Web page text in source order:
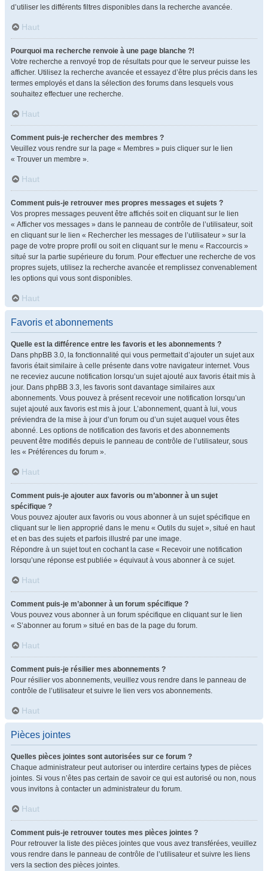
d’utiliser les différents filtres disponibles dans la recherche avancée.
Haut
Pourquoi ma recherche renvoie à une page blanche ?!
Votre recherche a renvoyé trop de résultats pour que le serveur puisse les
afficher. Utilisez la recherche avancée et essayez d’être plus précis dans les
termes employés et dans la sélection des forums dans lesquels vous
souhaitez effectuer une recherche.
Haut
Comment puis-je rechercher des membres ?
Veuillez vous rendre sur la page « Membres » puis cliquer sur le lien
« Trouver un membre ».
Haut
Comment puis-je retrouver mes propres messages et sujets ?
Vos propres messages peuvent être affichés soit en cliquant sur le lien
« Afficher vos messages » dans le panneau de contrôle de l’utilisateur, soit
en cliquant sur le lien « Rechercher les messages de l’utilisateur » sur la
page de votre propre profil ou soit en cliquant sur le menu « Raccourcis »
situé sur la partie supérieure du forum. Pour effectuer une recherche de vos
propres sujets, utilisez la recherche avancée et remplissez convenablement
les options qui vous sont disponibles.
Haut
Favoris et abonnements
Quelle est la différence entre les favoris et les abonnements ?
Dans phpBB 3.0, la fonctionnalité qui vous permettait d’ajouter un sujet aux
favoris était similaire à celle présente dans votre navigateur internet. Vous
ne receviez aucune notification lorsqu’un sujet ajouté aux favoris était mis à
jour. Dans phpBB 3.3, les favoris sont davantage similaires aux
abonnements. Vous pouvez à présent recevoir une notification lorsqu’un
sujet ajouté aux favoris est mis à jour. L’abonnement, quant à lui, vous
préviendra de la mise à jour d’un forum ou d’un sujet auquel vous êtes
abonné. Les options de notification des favoris et des abonnements
peuvent être modifiés depuis le panneau de contrôle de l’utilisateur, sous
les « Préférences du forum ».
Haut
Comment puis-je ajouter aux favoris ou m’abonner à un sujet
spécifique ?
Vous pouvez ajouter aux favoris ou vous abonner à un sujet spécifique en
cliquant sur le lien approprié dans le menu « Outils du sujet », situé en haut
et en bas des sujets et parfois illustré par une image.
Répondre à un sujet tout en cochant la case « Recevoir une notification
lorsqu’une réponse est publiée » équivaut à vous abonner à ce sujet.
Haut
Comment puis-je m’abonner à un forum spécifique ?
Vous pouvez vous abonner à un forum spécifique en cliquant sur le lien
« S’abonner au forum » situé en bas de la page du forum.
Haut
Comment puis-je résilier mes abonnements ?
Pour résilier vos abonnements, veuillez vous rendre dans le panneau de
contrôle de l’utilisateur et suivre le lien vers vos abonnements.
Haut
Pièces jointes
Quelles pièces jointes sont autorisées sur ce forum ?
Chaque administrateur peut autoriser ou interdire certains types de pièces
jointes. Si vous n’êtes pas certain de savoir ce qui est autorisé ou non, nous
vous invitons à contacter un administrateur du forum.
Haut
Comment puis-je retrouver toutes mes pièces jointes ?
Pour retrouver la liste des pièces jointes que vous avez transférées, veuillez
vous rendre dans le panneau de contrôle de l’utilisateur et suivre les liens
vers la section des pièces jointes.